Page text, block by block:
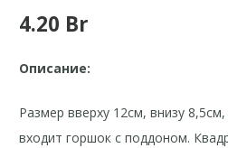
4.20 Br
Описание:
Размер вверху 12см, внизу
входит горшок с поддоном.